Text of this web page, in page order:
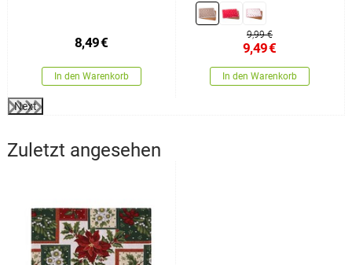
8,49€
In den Warenkorb
9,99 €
9,49€
In den Warenkorb
Next
Zuletzt angesehen